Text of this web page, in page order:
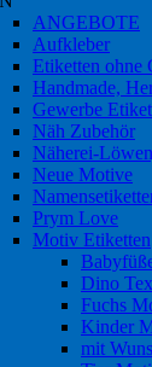
ANGEBOTE
Aufkleber
Etiketten ohne
Handmade,
Gewerbe
Näh Zubehör
Näherei-
Neue Motive
Prym Love
Motiv Etiketten
Dino
Fuchs
Kinder
mit